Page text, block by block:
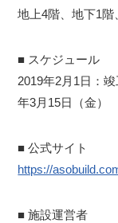
地上4階、地下1階
■ スケジュール
2019年2月1日：
年3月15日（金）
■ 公式サイト
https://
■ 施設運営者